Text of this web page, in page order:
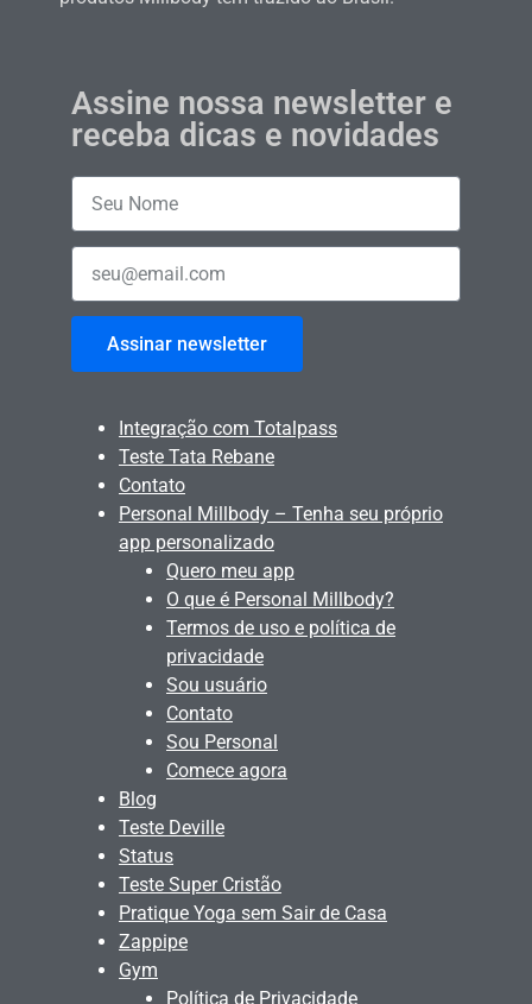
Assine nossa newsletter e
receba dicas e novidades
Assinar newsletter
Integração com Totalpass
Teste Tata Rebane
Contato
Personal Millbody – Tenha seu próprio
app personalizado
Quero meu app
O que é Personal Millbody?
Termos de uso e política de
privacidade
Sou usuário
Contato
Sou Personal
Comece agora
Blog
Teste Deville
Status
Teste Super Cristão
Pratique Yoga sem Sair de Casa
Zappipe
Gym
Política de Privacidade